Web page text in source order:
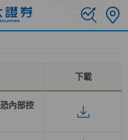
下載
內部控